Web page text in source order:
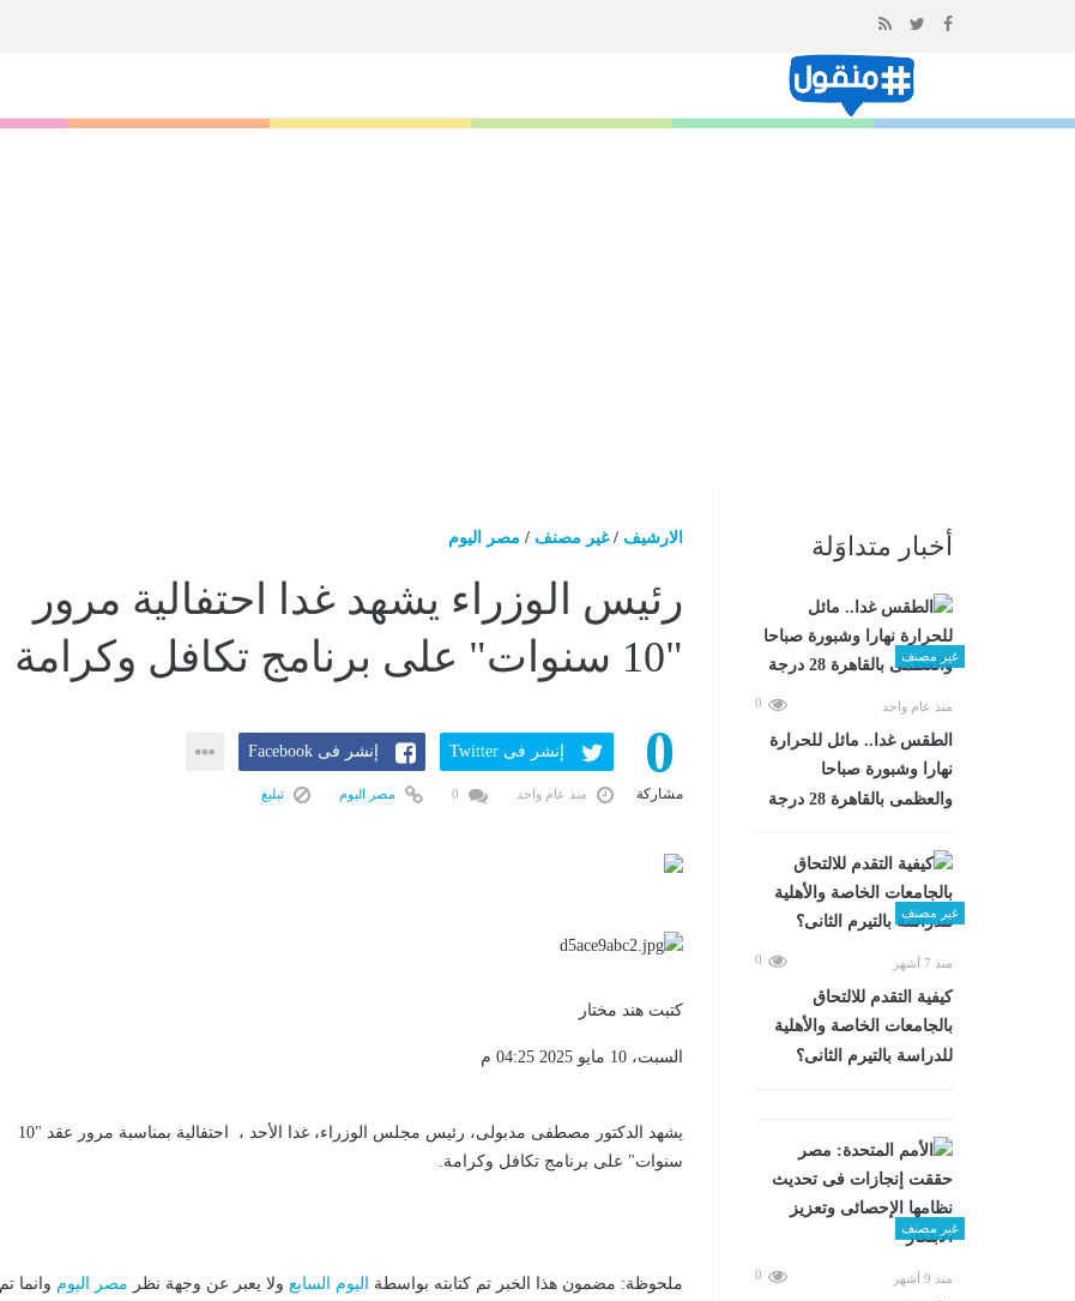
المحتوى
أخبار متداوَلة
غير مصنف
منذ عام واحد 0
الطقس غدا.. مائل للحرارة
نهارا وشبورة صباحا
والعظمى بالقاهرة 28 درجة
غير مصنف
منذ 7 أشهر 0
كيفية التقدم للالتحاق
بالجامعات الخاصة والأهلية
للدراسة بالتيرم الثانى؟
غير مصنف
منذ 9 أشهر 0
الارشيف /غير مصنف / مصر اليوم
رئيس الوزراء يشهد غدا احتفالية مرور
"10 سنوات" على برنامج تكافل وكرامة
0
مشاركة
إنشر فى Twitter إنشر فى Facebook
منذ عام واحد مصر اليوم تبليغ
كتبت هند مختار
السبت، 10 مايو 2025 04:25 م
يشهد الدكتور مصطفى مدبولى، رئيس مجلس الوزراء، غدا الأحد ، احتفالية بمناسبة مرور عقد "10
سنوات" على برنامج تكافل وكرامة.
ملحوظة: مضمون هذا الخبر تم كتابته بواسطة اليوم السابع ولا يعبر عن وجهة نظر مصر اليوم وانما تم